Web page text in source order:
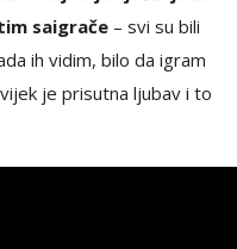
saigrače – svi su bili
ih vidim, bilo da igram
je prisutna ljubav i to